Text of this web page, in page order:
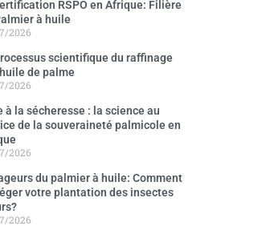
RSPO en Afrique: Filière
à huile
2026
scientifique du raffinage
de palme
2026
à la sécheresse : la science au
de la souveraineté palmicole en
2026
du palmier à huile: Comment
votre plantation des insectes
2026